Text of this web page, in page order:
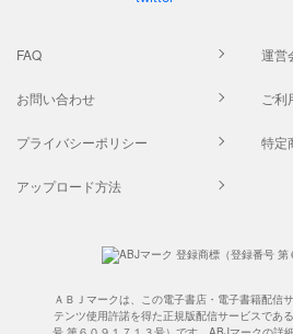
FAQ 運営
お問い合わせ ご利
プライバシーポリシー 特定
アップロード方法
ＡＢＪマークは、この電子書店・電子書籍配信
テンツ使用許諾を得た正規版配信サービスであ